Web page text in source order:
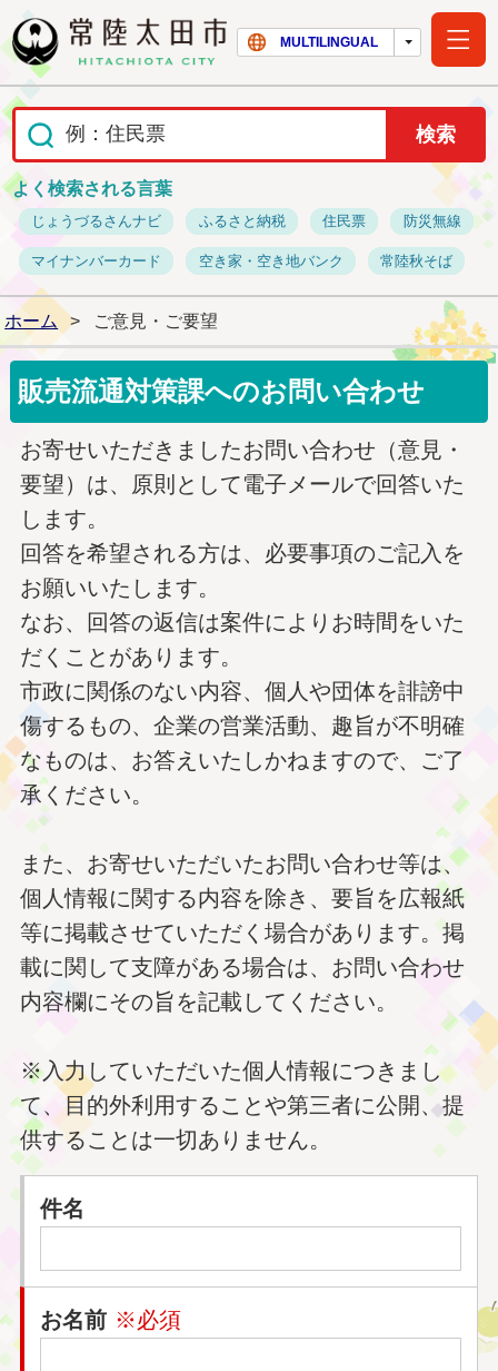
常陸太田市ホー
MULTILINGUAL
よく検索される言葉
じょうづるさんナビ ふるさと納税 住民票 防災無線
マイナンバーカード 空き家・空き地バンク 常陸秋そば
ホーム > ご意見・ご要望
販売流通対策課へのお問い合わせ
お寄せいただきましたお問い合わせ（意見・
要望）は、原則として電子メールで回答いた
します。
回答を希望される方は、必要事項のご記入を
お願いいたします。
なお、回答の返信は案件によりお時間をいた
だくことがあります。
市政に関係のない内容、個人や団体を誹謗中
傷するもの、企業の営業活動、趣旨が不明確
なものは、お答えいたしかねますので、ご了
承ください。
また、お寄せいただいたお問い合わせ等は、
個人情報に関する内容を除き、要旨を広報紙
等に掲載させていただく場合があります。掲
載に関して支障がある場合は、お問い合わせ
内容欄にその旨を記載してください。
※入力していただいた個人情報につきまし
て、目的外利用することや第三者に公開、提
供することは一切ありません。
件名
お名前 ※必須